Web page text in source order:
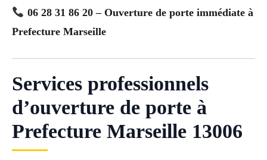
06 28 31 86 20 – Ouverture de porte immédiate à
Prefecture Marseille
Services professionnels
d’ouverture de porte à
Prefecture Marseille 13006